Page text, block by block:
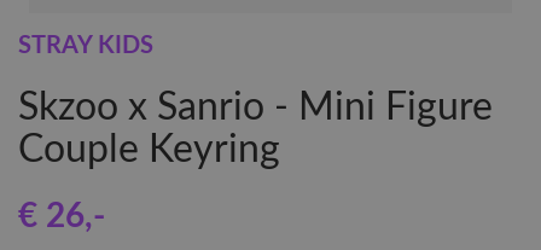
STRAY KIDS
Skzoo x Sanrio - Mini Figure
Couple Keyring
€ 26,-